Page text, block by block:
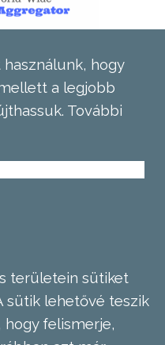
hogy
a legjobb
További
területein sütiket
sütik lehetővé teszik
hogy felismerje,